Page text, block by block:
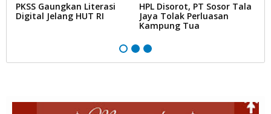
PKSS Gaungkan Literasi
Digital Jelang HUT RI
HPL Disorot, PT Sosor Tala
Jaya Tolak Perluasan
Kampung Tua